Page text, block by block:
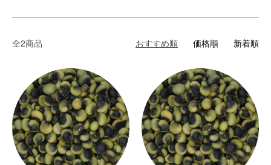
全2商品 おすすめ順 価格順 新着順